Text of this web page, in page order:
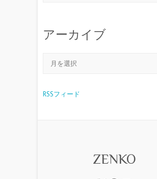
アーカイブ
RSSフィード
ZENKO